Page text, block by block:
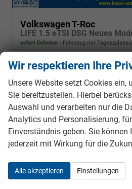
Volkswagen T-Roc
sofort lieferbar Fahrzeug mit
Fahrzeugnr. 987014 Getriebe
Leistung
110 kW (150 PS) Kilometerstand
01.06.2026
35.490,– €
incl. 19% MwSt.
Verbrauch kombiniert:5,60 l/
CO2-Emissionen:127,00 g/km
Wir respektieren Ihre
Unsere Website setzt Cookies ein,
Sie bereitzustellen. Hierbei
Auswahl und verarbeiten nur die
Analytics und Personalisierung,
Einverständnis geben. Sie können
jederzeit mit Wirkung für die
Alle akzeptieren Einstellungen